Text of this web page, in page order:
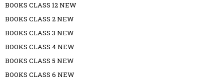
BOOKS CLASS 12 NEW
BOOKS CLASS 2 NEW
BOOKS CLASS 3 NEW
BOOKS CLASS 4 NEW
BOOKS CLASS 5 NEW
BOOKS CLASS 6 NEW